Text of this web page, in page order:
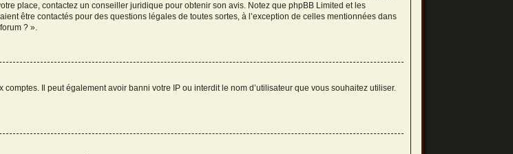
place, contactez un conseiller juridique pour obtenir son avis. Notez que phpBB Limited et les
être contactés pour des questions légales de toutes sortes, à l’exception de celles mentionnées dans
? ».
Il peut également avoir banni votre IP ou interdit le nom d’utilisateur que vous souhaitez utiliser.